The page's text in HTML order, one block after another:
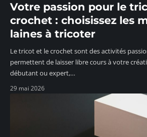
Votre passion pour le
crochet : choisissez les
laines à tricoter
Le tricot et le crochet sont des activités
permettent de laisser libre cours à votre
débutant ou expert,…
29 mai 2026